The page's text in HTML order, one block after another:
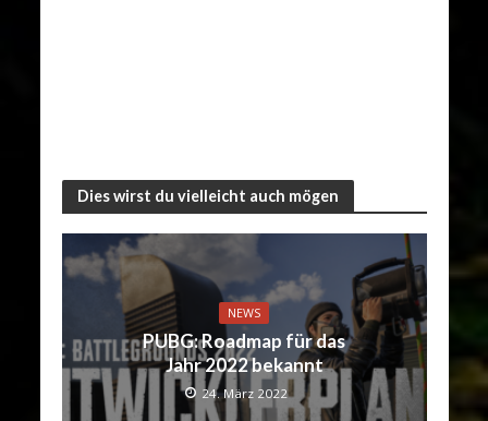
Dies wirst du vielleicht auch mögen
NEWS
PUBG: Roadmap für das
Jahr 2022 bekannt
24. März 2022